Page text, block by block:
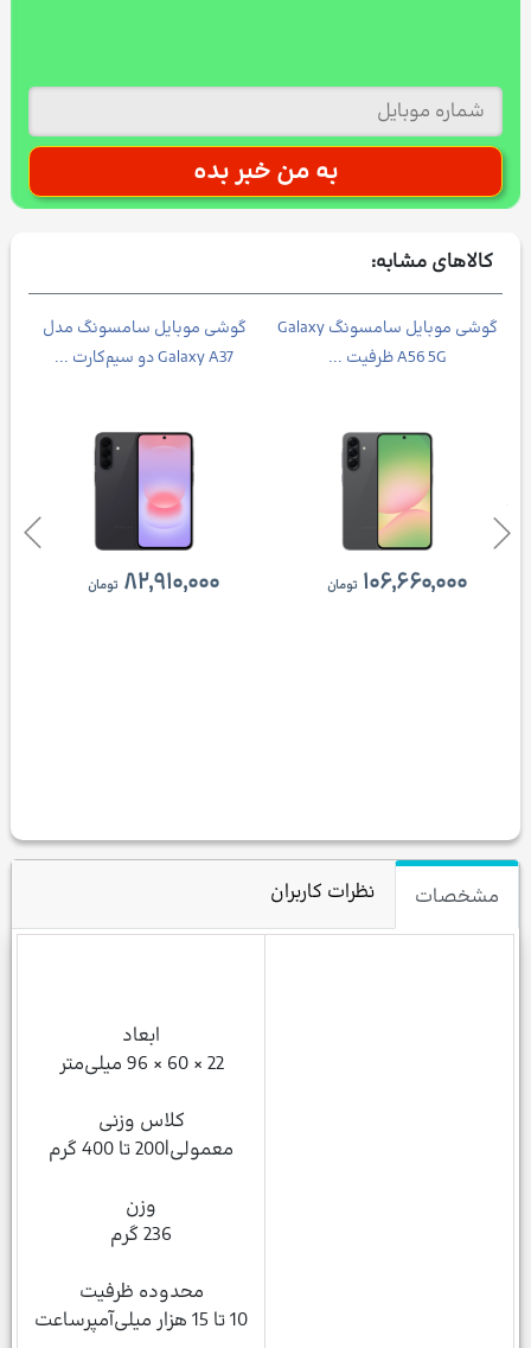
کالاهای مشابه:
گوشی موبایل سامسونگ مدل
Galaxy A37 دو سیم‌کارت ...
۸۲,۹۱۰,۰۰۰ تومان
گوشی موبايل سامسونگ Galaxy
A56 5G ظرفیت ...
۱۰۶,۶۶۰,۰۰۰ تومان
مشخصات نظرات کاربران
ابعاد
22 × 60 × 96 میلی‌متر
کلاس وزنی
معمولی|200 تا 400 گرم
وزن
236 گرم
محدوده ظرفیت
10 تا 15 هزار میلی‌آمپر‌ساعت